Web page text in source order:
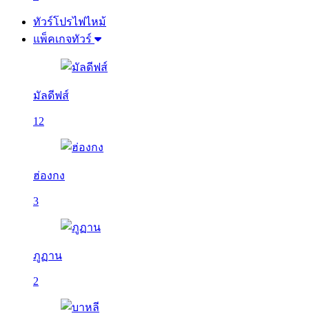
ทัวร์โปรไฟไหม้
แพ็คเกจทัวร์
มัลดีฟส์
12
ฮ่องกง
3
ภูฏาน
2